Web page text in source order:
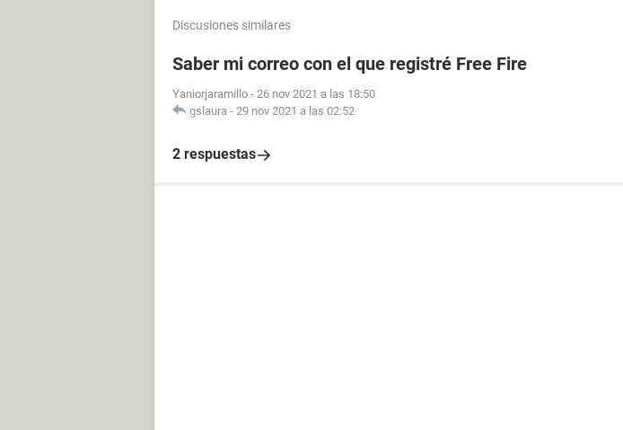
Discusiones similares
Saber mi correo con el que registré Free Fire
Yaniorjaramillo - 26 nov 2021 a las 18:50
gslaura - 29 nov 2021 a las 02:52
2 respuestas